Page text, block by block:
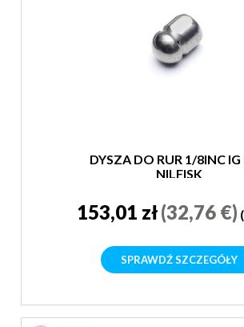
DYSZA DO RUR 1/8INC
NILFISK
153,01 zł(32,76 €)
SPRAWDŹ SZCZEGÓŁY